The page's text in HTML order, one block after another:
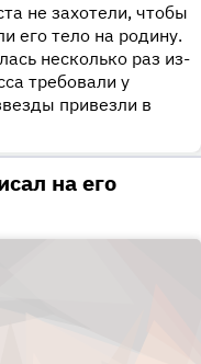
не захотели, чтобы
его тело на родину.
несколько раз из-
требовали у
привезли в
на его